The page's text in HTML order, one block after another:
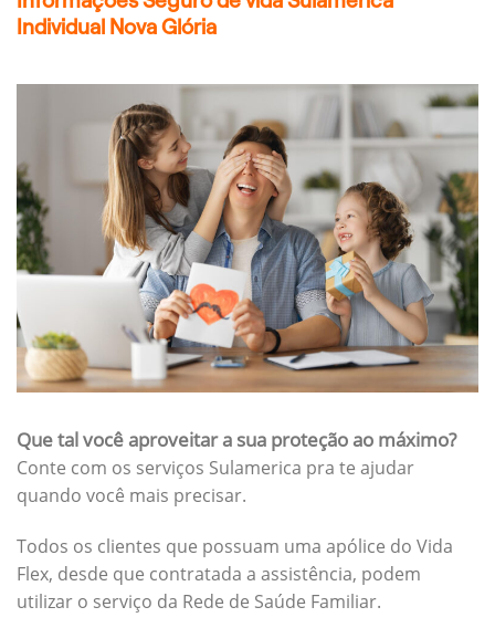
Individual Nova Glória
Que tal você aproveitar a sua proteção ao máximo?
Conte com os serviços Sulamerica pra te ajudar
quando você mais precisar.
Todos os clientes que possuam uma apólice do Vida
Flex, desde que contratada a assistência, podem
utilizar o serviço da Rede de Saúde Familiar.